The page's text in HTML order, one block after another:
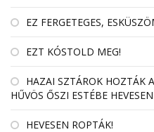
EZ FERGETEGES,
EZT KÓSTOLD MEG!
HAZAI SZTÁROK HOZTÁK
HŰVÖS ŐSZI ESTÉBE HEVESEN
HEVESEN ROPTÁK!